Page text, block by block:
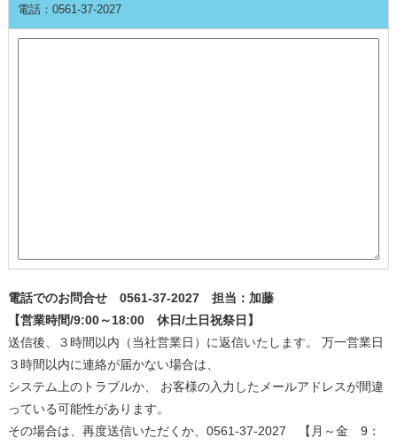
電話：0561-37-2027
電話でのお問合せ 0561-37-2027 担当：加藤
【営業時間/9:00～18:00 休日/土日祝祭日】
送信後、３時間以内（当社営業日）に返信いたします。 万一営業日
３時間以内に連絡が届かない場合は、
システム上のトラブルか、 お客様の入力したメールアドレスが間違
っている可能性があります。
その場合は、再度送信いただくか、0561-37-2027 【月～金 9：